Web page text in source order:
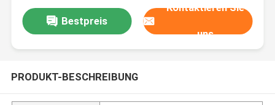
Bestpreis
Kontaktieren Sie
uns
PRODUKT-BESCHREIBUNG